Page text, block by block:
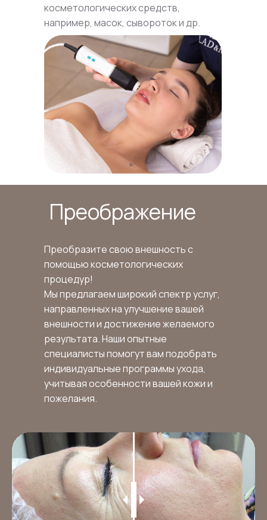
косметологических средств,
например, масок, сывороток и др.
Преображение
Преобразите свою внешность с
помощью косметологических
процедур!
Мы предлагаем широкий спектр услуг,
направленных на улучшение вашей
внешности и достижение желаемого
результата. Наши опытные
специалисты помогут вам подобрать
индивидуальные программы ухода,
учитывая особенности вашей кожи и
пожелания.